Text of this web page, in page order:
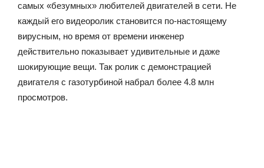
самых «безумных» любителей двигателей в сети. Не
каждый его видеоролик становится по-настоящему
вирусным, но время от времени инженер
действительно показывает удивительные и даже
шокирующие вещи. Так ролик с демонстрацией
двигателя с газотурбиной набрал более 4.8 млн
просмотров.